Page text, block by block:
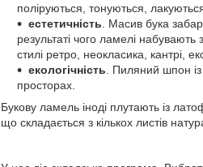
поліруються, тонуються,
естетичність . Масив бука
результаті чого ламелі набувають
стилі ретро, ​​неокласика, кантрі,
екологічність . Пиляний шпон
просторах.
Букову ламель іноді плутають із
що складається з кількох листів